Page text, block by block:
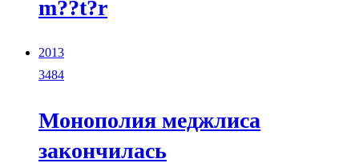
m??t?r
2013
3484
Монополия меджлиса
закончилась